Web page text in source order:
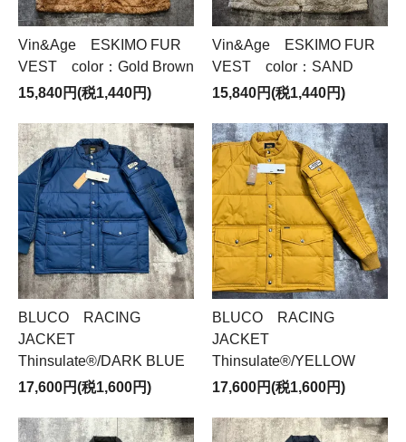
Vin&Age ESKIMO FUR
VEST color：Gold Brown
15,840円(税1,440円)
Vin&Age ESKIMO FUR
VEST color：SAND
15,840円(税1,440円)
BLUCO RACING
JACKET
Thinsulate®︎/DARK BLUE
17,600円(税1,600円)
BLUCO RACING
JACKET
Thinsulate®︎/YELLOW
17,600円(税1,600円)